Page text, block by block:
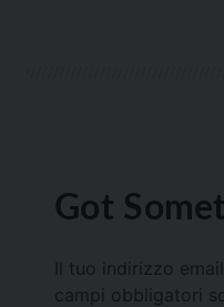
Got
Il tuo indirizzo
campi obbligatori